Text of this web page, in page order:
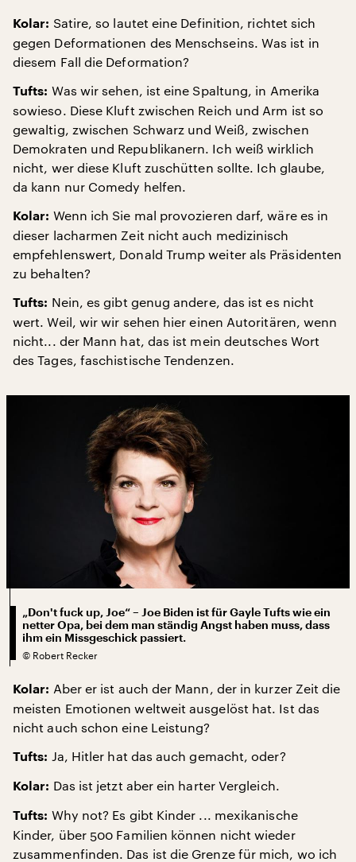
Kolar: Satire, so lautet eine Definition, richtet sich
gegen Deformationen des Menschseins. Was ist in
diesem Fall die Deformation?
Tufts: Was wir sehen, ist eine Spaltung, in Amerika
sowieso. Diese Kluft zwischen Reich und Arm ist so
gewaltig, zwischen Schwarz und Weiß, zwischen
Demokraten und Republikanern. Ich weiß wirklich
nicht, wer diese Kluft zuschütten sollte. Ich glaube,
da kann nur Comedy helfen.
Kolar: Wenn ich Sie mal provozieren darf, wäre es in
dieser lacharmen Zeit nicht auch medizinisch
empfehlenswert, Donald Trump weiter als Präsidenten
zu behalten?
Tufts: Nein, es gibt genug andere, das ist es nicht
wert. Weil, wir wir sehen hier einen Autoritären, wenn
nicht... der Mann hat, das ist mein deutsches Wort
des Tages, faschistische Tendenzen.
„Don't fuck up, Joe“ – Joe Biden ist für Gayle Tufts wie ein
netter Opa, bei dem man ständig Angst haben muss, dass
ihm ein Missgeschick passiert.
© Robert Recker
Kolar: Aber er ist auch der Mann, der in kurzer Zeit die
meisten Emotionen weltweit ausgelöst hat. Ist das
nicht auch schon eine Leistung?
Tufts: Ja, Hitler hat das auch gemacht, oder?
Kolar: Das ist jetzt aber ein harter Vergleich.
Tufts: Why not? Es gibt Kinder ... mexikanische
Kinder, über 500 Familien können nicht wieder
zusammenfinden. Das ist die Grenze für mich, wo ich